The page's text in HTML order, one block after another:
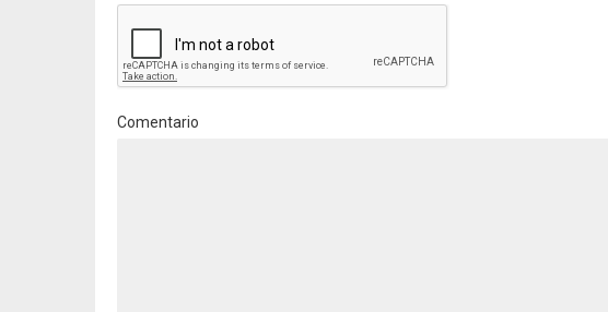
Comentario